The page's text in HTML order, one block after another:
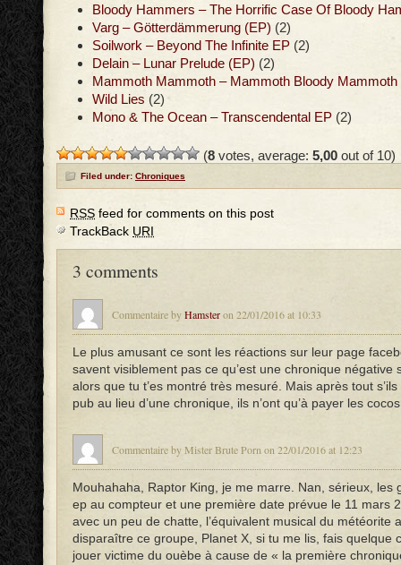
Bloody Hammers – The Horrific Case Of Bloody
Varg – Götterdämmerung (EP) (2)
Soilwork – Beyond The Infinite EP (2)
Delain – Lunar Prelude (EP) (2)
Mammoth Mammoth – Mammoth Bloody Mammoth
Wild Lies (2)
Mono & The Ocean – Transcendental EP (2)
(8 votes, average: 5,00 out of 10)
Filed under: Chroniques
RSS feed for comments on this post
TrackBack URI
3 comments
Commentaire byHamsteron 22/01/2016 at 10:33
Le plus amusant ce sont les réactions sur leur page
savent visiblement pas ce qu’est une chronique négative
alors que tu t’es montré très mesuré. Mais après tout
pub au lieu d’une chronique, ils n’ont qu’à payer les
Commentaire by Mister Brute Porn on 22/01/2016 at 12:23
Mouhahaha, Raptor King, je me marre. Nan, sérieux, les
ep au compteur et une première date prévue le 11 mars
avec un peu de chatte, l’équivalent musical du météorite
disparaître ce groupe, Planet X, si tu me lis, fais quelque
jouer victime du ouèbe à cause de « la première